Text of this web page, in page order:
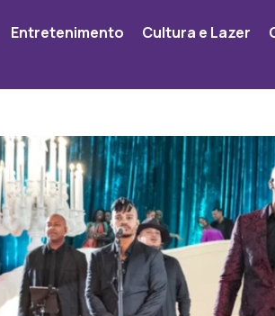
Entretenimento Cultura e Lazer